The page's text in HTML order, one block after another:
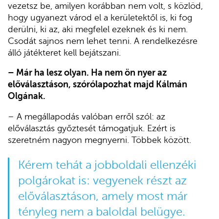
vezetsz be, amilyen korábban nem volt, s közlöd,
hogy ugyanezt várod el a kerületektől is, ki fog
derülni, ki az, aki megfelel ezeknek és ki nem.
Csodát sajnos nem lehet tenni. A rendelkezésre
álló játékteret kell bejátszani.
– Már ha lesz olyan. Ha nem ön nyer az
előválasztáson, szórólapozhat majd Kálmán
Olgának.
– A megállapodás valóban erről szól: az
előválasztás győztesét támogatjuk. Ezért is
szeretném nagyon megnyerni. Többek között.
Kérem tehát a jobboldali ellenzéki
polgárokat is: vegyenek részt az
előválasztáson, amely most már
tényleg nem a baloldal belügye.